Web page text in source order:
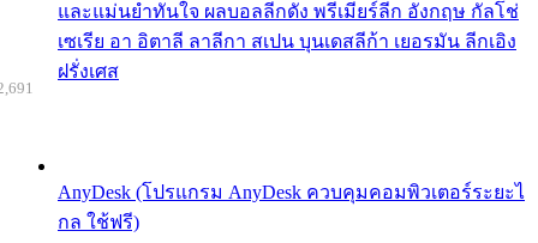
และแม่นยำทันใจ ผลบอลลีกดัง พรีเมียร์ลีก อังกฤษ กัลโช่
เซเรีย อา อิตาลี ลาลีกา สเปน บุนเดสลีก้า เยอรมัน ลีกเอิง
ฝรั่งเศส
AnyDesk (โปรแกรม AnyDesk ควบคุมคอมพิวเตอร์ระยะไ
กล ใช้ฟรี)